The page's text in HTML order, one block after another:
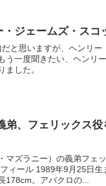
ジェームズ・スコ
と思いますが、ヘンリー
う一度聞きたい、ヘンリ
ました。
、フェリックス役
ズラニー）の義弟フェ
ィール 1989年9月25日
178cm。アバクロの...